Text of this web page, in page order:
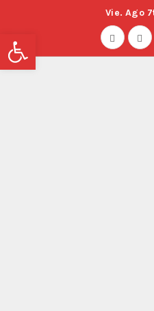
Vie. Ago
Abrir barra de